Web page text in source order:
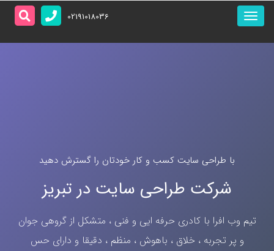
منو
اصلی
02191018036
با طراحی سایت کسب و کار خودتان را گسترش دهید
شرکت طراحی سایت در تبریز
تیم وب افرا با کادری حرفه ایی و فنی ، متشکل از گروهی جوان
و پر تجربه ، خلاق ، باهوش ، منظم ، دقیقا و دارای حس